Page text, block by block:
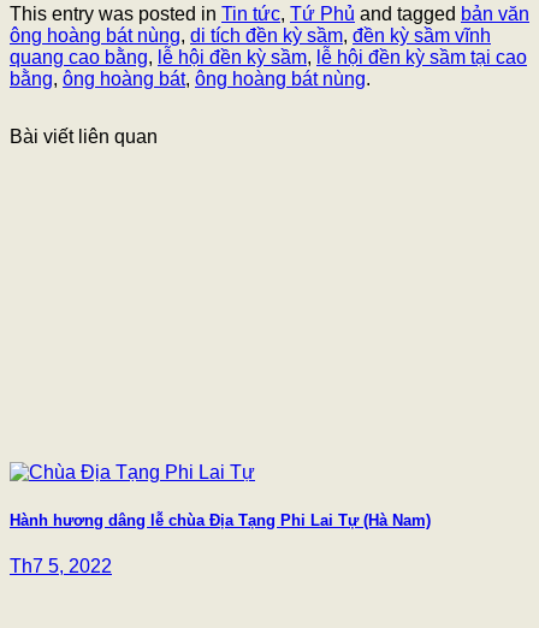
This entry was posted in Tin tức, Tứ Phủ and tagged bản văn
ông hoàng bát nùng, di tích đền kỳ sầm, đền kỳ sầm vĩnh
quang cao bằng, lễ hội đền kỳ sầm, lễ hội đền kỳ sầm tại cao
bằng, ông hoàng bát, ông hoàng bát nùng.
Bài viết liên quan
Hành hương dâng lễ chùa Địa Tạng Phi Lai Tự (Hà Nam)
Th7 5, 2022